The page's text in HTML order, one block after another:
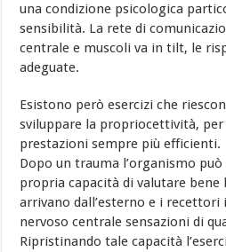
una condizione psicologica
sensibilità. La rete di
centrale e muscoli va in tilt, le
adeguate.
Esistono però esercizi che
sviluppare la propriocettività,
prestazioni sempre più efficienti.
Dopo un trauma l’organismo
propria capacità di valutare
arrivano dall’esterno e i recettori
nervoso centrale sensazioni di
Ripristinando tale capacità